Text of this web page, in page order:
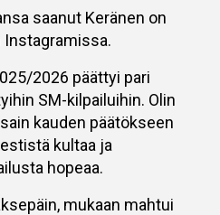
saanut Keränen on
2026 päättyi pari
SM-kilpailuihin. Olin
kauden päätökseen
kultaa ja
hopeaa.
mukaan mahtui